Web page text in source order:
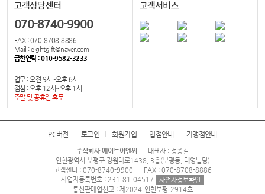
고객상담센터
070-8740-9900
FAX : 070-8708-8886
Mail : eightgift@naver.com
급한연락 : 010-9582-3233
업무 : 오전 9시~오후 6시
점심 : 오후 12시~오후 1시
주말 및 공휴일 휴무
고객서비스
PC버전 로그인 회원가입 입점안내 가맹점안내
주식회사 에이트이엔씨
대표자 : 정종길
인천광역시 부평구 경원대로1438, 3층(부평동, 대영빌딩)
고객센터 : 070-8740-9900
FAX : 070-8708-8886
사업자등록번호 : 231-81-04517
사업자정보확인
통신판매업신고 : 제2024-인천부평-2914호